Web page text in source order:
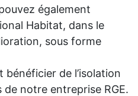
également
Habitat, dans le
sous forme
bénéficier de l’isolation
de notre entreprise RGE.